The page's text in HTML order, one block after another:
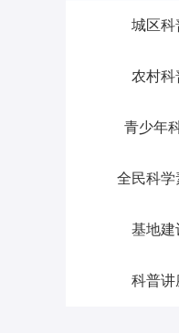
城区科
农村科
青少年
全民科学
基地建
科普讲